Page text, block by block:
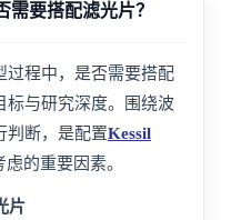
需要搭配滤光片？
过程中，是否需要搭配
标与研究深度。围绕波
判断，是配置Kessil
的重要因素。
片